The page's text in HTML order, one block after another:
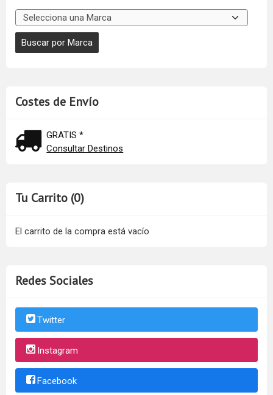
Costes de Envío
GRATIS *
Consultar Destinos
Tu Carrito (0)
El carrito de la compra está vacío
Redes Sociales
Twitter
Instagram
Facebook